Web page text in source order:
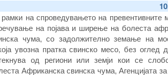
на спроведувањето на превентивните
на појава и ширење на болеста
чума, со задолжително земање на
увозна пратка свинско месо, без оглед
од региони или земји кои се
Африканска свинска чума, Агенцијата